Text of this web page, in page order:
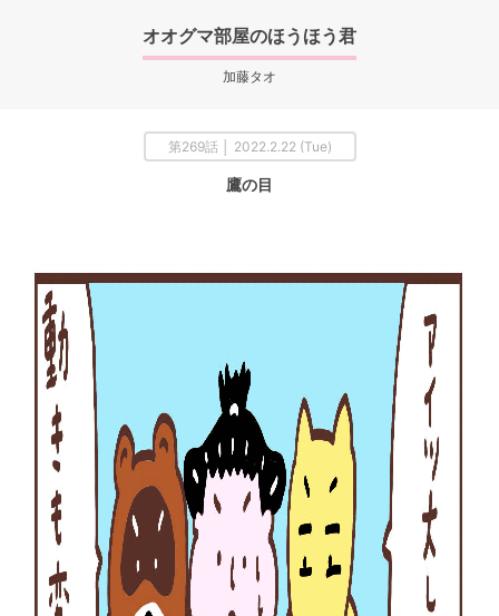
オオグマ部屋のほうほう君
加藤タオ
第269話 │ 2022.2.22 (Tue)
鷹の目